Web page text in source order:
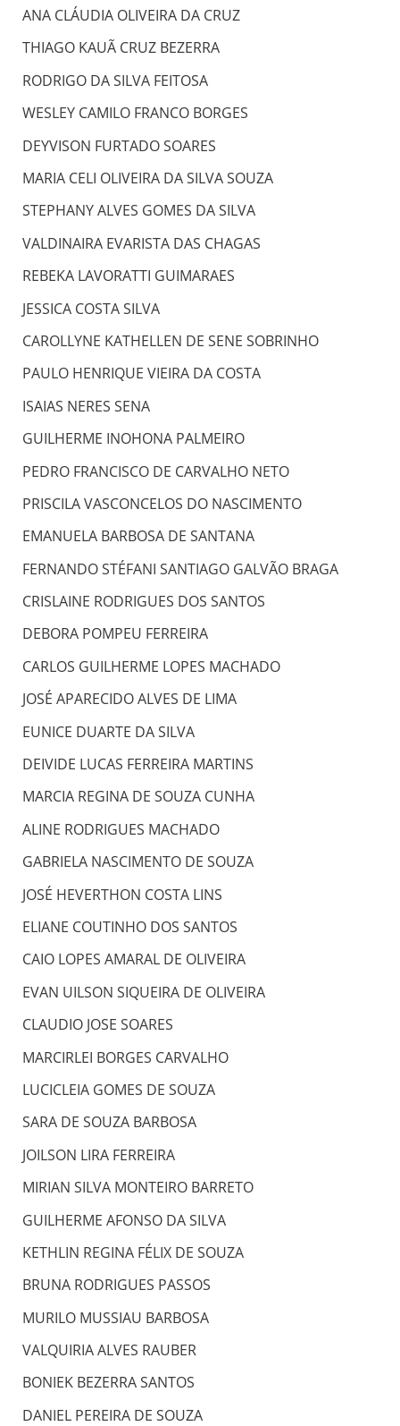
ANA CLÁUDIA OLIVEIRA DA CRUZ
THIAGO KAUÃ CRUZ BEZERRA
RODRIGO DA SILVA FEITOSA
WESLEY CAMILO FRANCO BORGES
DEYVISON FURTADO SOARES
MARIA CELI OLIVEIRA DA SILVA SOUZA
STEPHANY ALVES GOMES DA SILVA
VALDINAIRA EVARISTA DAS CHAGAS
REBEKA LAVORATTI GUIMARAES
JESSICA COSTA SILVA
CAROLLYNE KATHELLEN DE SENE SOBRINHO
PAULO HENRIQUE VIEIRA DA COSTA
ISAIAS NERES SENA
GUILHERME INOHONA PALMEIRO
PEDRO FRANCISCO DE CARVALHO NETO
PRISCILA VASCONCELOS DO NASCIMENTO
EMANUELA BARBOSA DE SANTANA
FERNANDO STÉFANI SANTIAGO GALVÃO BRAGA
CRISLAINE RODRIGUES DOS SANTOS
DEBORA POMPEU FERREIRA
CARLOS GUILHERME LOPES MACHADO
JOSÉ APARECIDO ALVES DE LIMA
EUNICE DUARTE DA SILVA
DEIVIDE LUCAS FERREIRA MARTINS
MARCIA REGINA DE SOUZA CUNHA
ALINE RODRIGUES MACHADO
GABRIELA NASCIMENTO DE SOUZA
JOSÉ HEVERTHON COSTA LINS
ELIANE COUTINHO DOS SANTOS
CAIO LOPES AMARAL DE OLIVEIRA
EVAN UILSON SIQUEIRA DE OLIVEIRA
CLAUDIO JOSE SOARES
MARCIRLEI BORGES CARVALHO
LUCICLEIA GOMES DE SOUZA
SARA DE SOUZA BARBOSA
JOILSON LIRA FERREIRA
MIRIAN SILVA MONTEIRO BARRETO
GUILHERME AFONSO DA SILVA
KETHLIN REGINA FÉLIX DE SOUZA
BRUNA RODRIGUES PASSOS
MURILO MUSSIAU BARBOSA
VALQUIRIA ALVES RAUBER
BONIEK BEZERRA SANTOS
DANIEL PEREIRA DE SOUZA